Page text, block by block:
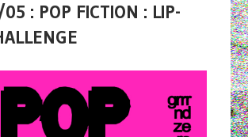
: POP FICTION : LIP-